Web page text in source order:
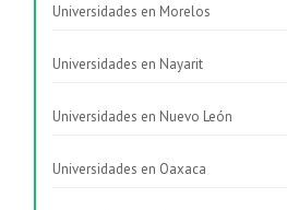
Universidades en Morelos
Universidades en Nayarit
Universidades en Nuevo León
Universidades en Oaxaca